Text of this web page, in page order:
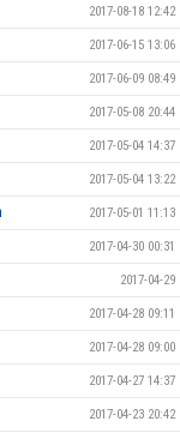
2017-08-18 12:42
2017-06-15 13:06
2017-06-09 08:49
2017-05-08 20:44
2017-05-04 14:37
2017-05-04 13:22
2017-05-01 11:13
2017-04-30 00:31
2017-04-29
2017-04-28 09:11
2017-04-28 09:00
2017-04-27 14:37
2017-04-23 20:42